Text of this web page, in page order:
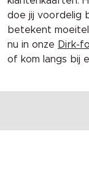
doe jij voordelig
betekent
nu in onze Dirk-
of kom langs bij